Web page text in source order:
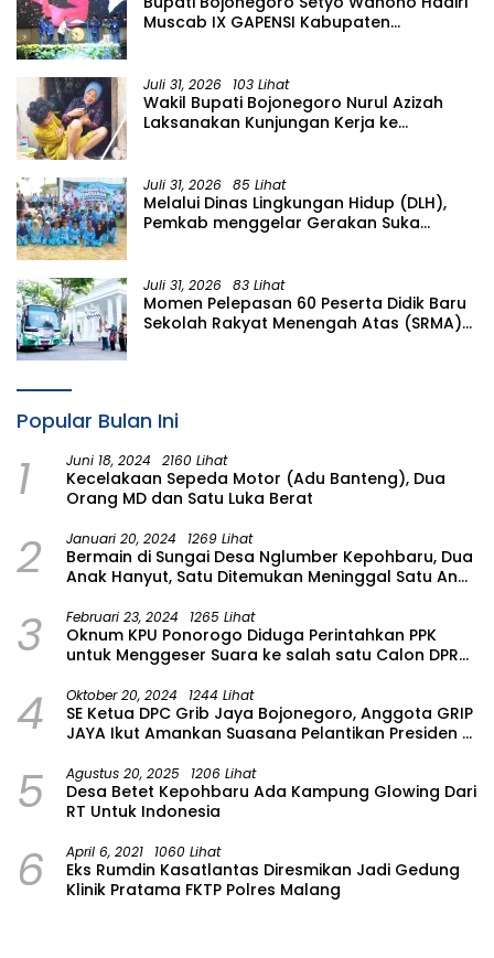
Muscab IX GAPENSI Kabupaten
Juli 31, 2026 103 Lihat
Wakil Bupati Bojonegoro Nurul Azizah
Laksanakan Kunjungan Kerja ke
Juli 31, 2026 85 Lihat
Melalui Dinas Lingkungan Hidup (DLH),
Pemkab menggelar Gerakan Suka
Juli 31, 2026 83 Lihat
Momen Pelepasan 60 Peserta Didik Baru
Sekolah Rakyat Menengah Atas (SRMA)
Popular Bulan Ini
1 Juni 18, 2024 2160 Lihat
Kecelakaan Sepeda Motor (Adu Banteng), Dua
Orang MD dan Satu Luka Berat
2 Januari 20, 2024 1269 Lihat
Bermain di Sungai Desa Nglumber Kepohbaru, Dua
Anak Hanyut, Satu Ditemukan Meninggal Satu Anak
3 Februari 23, 2024 1265 Lihat
Oknum KPU Ponorogo Diduga Perintahkan PPK
untuk Menggeser Suara ke salah satu Calon DPRD
4 Oktober 20, 2024 1244 Lihat
SE Ketua DPC Grib Jaya Bojonegoro, Anggota GRIP
JAYA Ikut Amankan Suasana Pelantikan Presiden di
5 Agustus 20, 2025 1206 Lihat
Desa Betet Kepohbaru Ada Kampung Glowing Dari
RT Untuk Indonesia
6 April 6, 2021 1060 Lihat
Eks Rumdin Kasatlantas Diresmikan Jadi Gedung
Klinik Pratama FKTP Polres Malang